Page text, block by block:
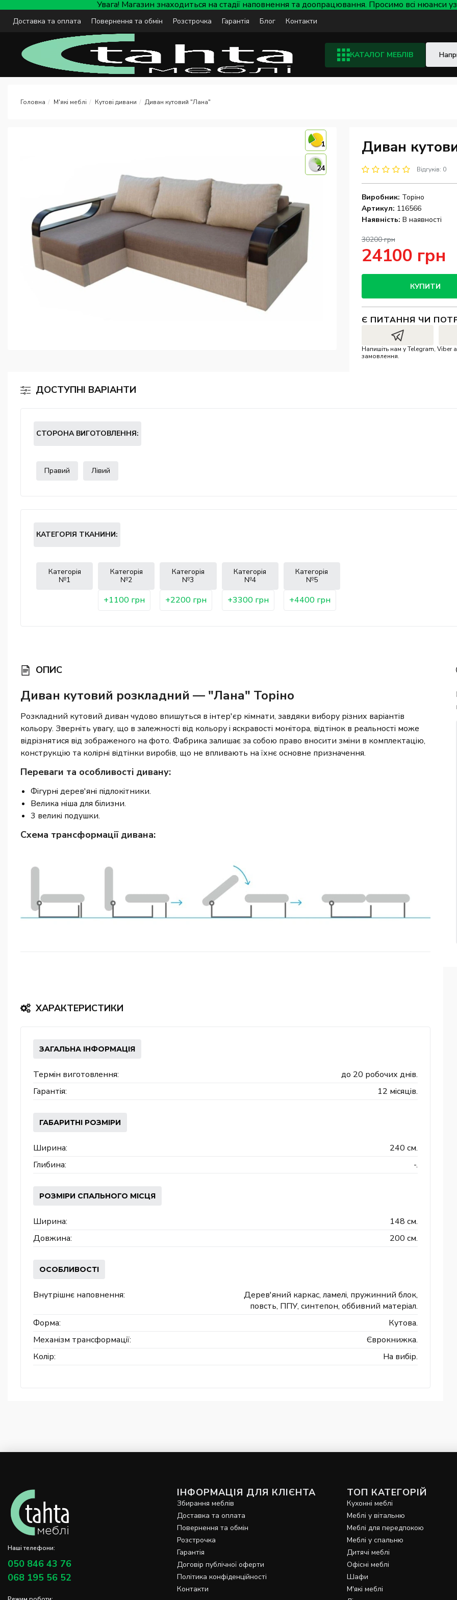
Увага! Магазин знаходиться на стадії наповнення та доопрацювання. Просимо всі
Доставка та оплата Повернення та обмін Розстрочка Гарантія Блог Контакти
КАТАЛОГ МЕБЛІВ
М'які меблі Кутові дивани Диван кутовий "Лана"
1
24
Диван
Відгуків: 0
Виробник: Торіно
Артикул: 116566
Наявність: В наявності
30200 грн
24100 грн
КУПИТИ
Є ПИТАННЯ ЧИ
Напишіть нам у Telegram,
замовлення.
ДОСТУПНІ ВАРІАНТИ
СТОРОНА ВИГОТОВЛЕННЯ:
Правий Лівий
КАТЕГОРІЯ ТКАНИНИ:
Категорія
№1
Категорія
№2
+1100 грн
Категорія
№3
+2200 грн
Категорія
№4
+3300 грн
Категорія
№5
+4400 грн
ОПИС
Диван кутовий розкладний — "Лана" Торіно
Розкладний кутовий диван чудово впишуться в інтер'єр кімнати, завдяки вибору різних варіантів
кольору. Зверніть увагу, що в залежності від кольору і яскравості монітора, відтінок в реальності може
відрізнятися від зображеного на фото. Фабрика залишає за собою право вносити зміни в комплектацію,
конструкцію та колірні відтінки виробів, що не впливають на їхнє основне призначення.
Переваги та особливості дивану:
Фігурні дерев'яні підлокітники.
Велика ніша для білизни.
3 великі подушки.
Схема трансформації дивана:
ХАРАКТЕРИСТИКИ
ЗАГАЛЬНА ІНФОРМАЦІЯ
Термін виготовлення:
до 20 робочих днів.
Гарантія:
12 місяців.
ГАБАРИТНІ РОЗМІРИ
Ширина:
240 см.
Глибина:
-.
РОЗМІРИ СПАЛЬНОГО МІСЦЯ
Ширина:
148 см.
Довжина:
200 см.
ОСОБЛИВОСТІ
Внутрішнє наповнення:
Дерев'яний каркас, ламелі, пружинний блок,
повсть, ППУ, синтепон, оббивний матеріал.
Форма:
Кутова.
Механізм трансформації:
Єврокнижка.
Колір:
На вибір.
Наші телефони:
050 846 43 76
068 195 56 52
ІНФОРМАЦІЯ ДЛЯ КЛІЄНТА
Збирання меблів
Доставка та оплата
Повернення та обмін
Розстрочка
Гарантія
Договір публічної оферти
Політика конфіденційності
Контакти
ТОП КАТЕГОРІЙ
Кухонні меблі
Меблі у вітальню
Меблі для передпокою
Меблі у спальню
Дитячі меблі
Офісні меблі
Шафи
М'які меблі